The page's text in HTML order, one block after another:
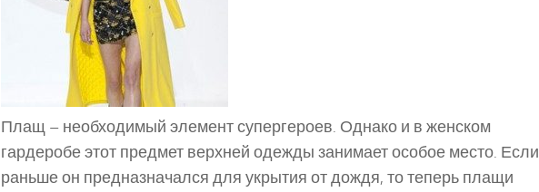
Плащ – необходимый элемент супергероев. Однако и в женском
гардеробе этот предмет верхней одежды занимает особое место. Если
раньше он предназначался для укрытия от дождя, то теперь плащи